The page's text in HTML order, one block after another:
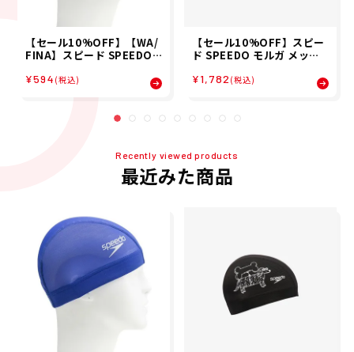
【セール10%OFF】【WA/
FINA】スピード SPEEDO
ュキャップ Logo Mesh Ca
p SE12050-BL メンズ レデ
ィース ユニセックス
¥594 (税込)
【セール10%OFF】スピー
ド SPEEDO モルガ メッシ
CAP スイム キャップ SE12
¥1,782 (税込)
Recently viewed products
最近みた商品